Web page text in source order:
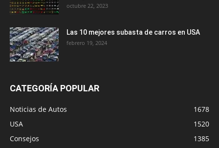
octubre 22, 2023
Las 10 mejores subasta de carros en USA
febrero 19, 2024
CATEGORÍA POPULAR
Noticias de Autos
1678
USA
1520
Consejos
1385